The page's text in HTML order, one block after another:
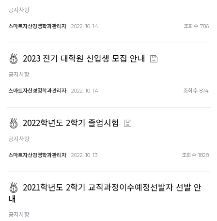
공지사항
스마트자산경영학과관리자 2022. 10. 14 조회수 786
2023 전기 대학원 신입생 모집 안내
공지사항
스마트자산경영학과관리자 2022. 10. 14 조회수 874
2022학년도 2학기 졸업시험
공지사항
스마트자산경영학과관리자 2022. 10. 13 조회수 1828
2021학년도 2학기 교직과정이수예정선발자 선발 안
내
공지사항